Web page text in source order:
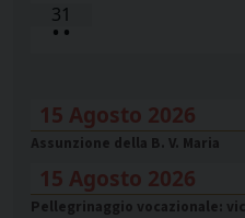
31
• •
15 Agosto 2026
Assunzione della B. V. Maria
15 Agosto 2026
Pellegrinaggio vocazionale: